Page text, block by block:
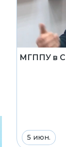
МГППУ в
5 июн.